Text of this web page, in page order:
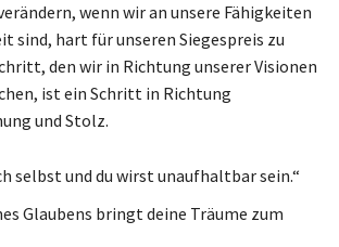
wenn wir an unsere Fähigkeiten
sind, hart für unseren Siegespreis zu
den wir in Richtung unserer Visionen
ist ein Schritt in Richtung
und Stolz.
selbst und du wirst unaufhaltbar sein.“
Glaubens bringt deine Träume zum